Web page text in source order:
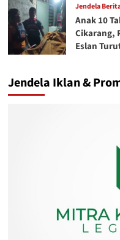
Jendela
Anak 10
Cikarang,
Eslan
Jendela Iklan &